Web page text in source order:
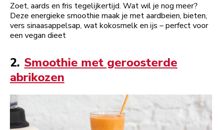
Zoet, aards en fris tegelijkertijd. Wat wil je nog meer?
Deze energieke smoothie maak je met aardbeien, bieten,
vers sinaasappelsap, wat kokosmelk en ijs – perfect voor
een vegan dieet
2. Smoothie met geroosterde
abrikozen